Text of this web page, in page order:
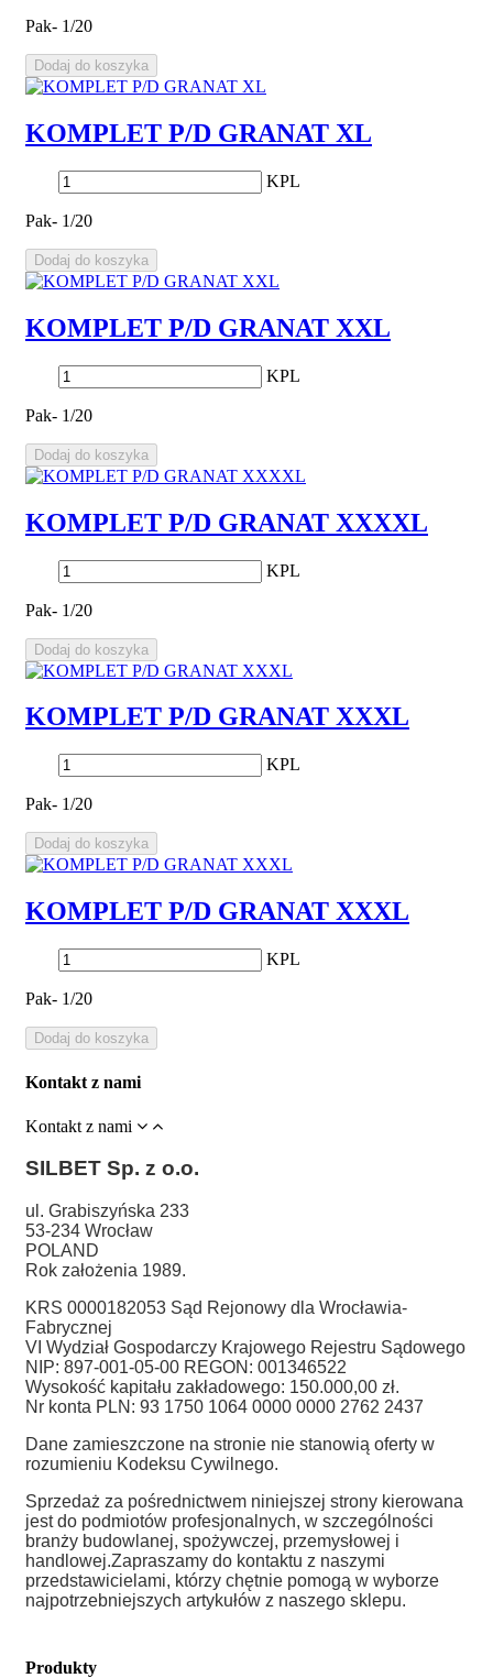
Pak- 1/20
Dodaj do koszyka
KOMPLET P/D GRANAT XL
KPL
Pak- 1/20
Dodaj do koszyka
KOMPLET P/D GRANAT XXL
KPL
Pak- 1/20
Dodaj do koszyka
KOMPLET P/D GRANAT XXXXL
KPL
Pak- 1/20
Dodaj do koszyka
KOMPLET P/D GRANAT XXXL
KPL
Pak- 1/20
Dodaj do koszyka
KOMPLET P/D GRANAT XXXL
KPL
Pak- 1/20
Dodaj do koszyka
Kontakt z nami
Kontakt z nami
SILBET Sp. z o.o.
ul. Grabiszyńska 233
53-234 Wrocław
POLAND
Rok założenia 1989.
KRS 0000182053 Sąd Rejonowy dla Wrocławia-
Fabrycznej
VI Wydział Gospodarczy Krajowego Rejestru Sądowego
NIP: 897-001-05-00 REGON: 001346522
Wysokość kapitału zakładowego: 150.000,00 zł.
Nr konta PLN: 93 1750 1064 0000 0000 2762 2437
Dane zamieszczone na stronie nie stanowią oferty w
rozumieniu Kodeksu Cywilnego.
Sprzedaż za pośrednictwem niniejszej strony kierowana
jest do podmiotów profesjonalnych, w szczególności
branży budowlanej, spożywczej, przemysłowej i
handlowej.Zapraszamy do kontaktu z naszymi
przedstawicielami, którzy chętnie pomogą w wyborze
najpotrzebniejszych artykułów z naszego sklepu.
Produkty